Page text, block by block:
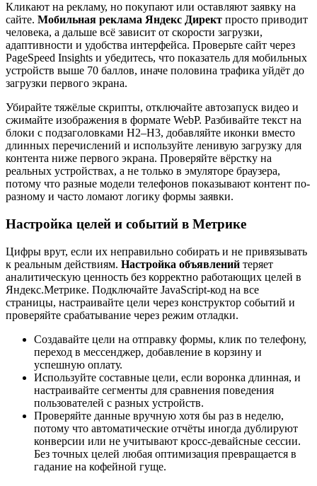
Кликают на рекламу, но покупают или оставляют заявку на
сайте. Мобильная реклама Яндекс Директ просто приводит
человека, а дальше всё зависит от скорости загрузки,
адаптивности и удобства интерфейса. Проверьте сайт через
PageSpeed Insights и убедитесь, что показатель для мобильных
устройств выше 70 баллов, иначе половина трафика уйдёт до
загрузки первого экрана.
Убирайте тяжёлые скрипты, отключайте автозапуск видео и
сжимайте изображения в формате WebP. Разбивайте текст на
блоки с подзаголовками H2–H3, добавляйте иконки вместо
длинных перечислений и используйте ленивую загрузку для
контента ниже первого экрана. Проверяйте вёрстку на
реальных устройствах, а не только в эмуляторе браузера,
потому что разные модели телефонов показывают контент по-
разному и часто ломают логику формы заявки.
Настройка целей и событий в Метрике
Цифры врут, если их неправильно собирать и не привязывать
к реальным действиям. Настройка объявлений теряет
аналитическую ценность без корректно работающих целей в
Яндекс.Метрике. Подключайте JavaScript-код на все
страницы, настраивайте цели через конструктор событий и
проверяйте срабатывание через режим отладки.
Создавайте цели на отправку формы, клик по телефону,
переход в мессенджер, добавление в корзину и
успешную оплату.
Используйте составные цели, если воронка длинная, и
настраивайте сегменты для сравнения поведения
пользователей с разных устройств.
Проверяйте данные вручную хотя бы раз в неделю,
потому что автоматические отчёты иногда дублируют
конверсии или не учитывают кросс-девайсные сессии.
Без точных целей любая оптимизация превращается в
гадание на кофейной гуще.